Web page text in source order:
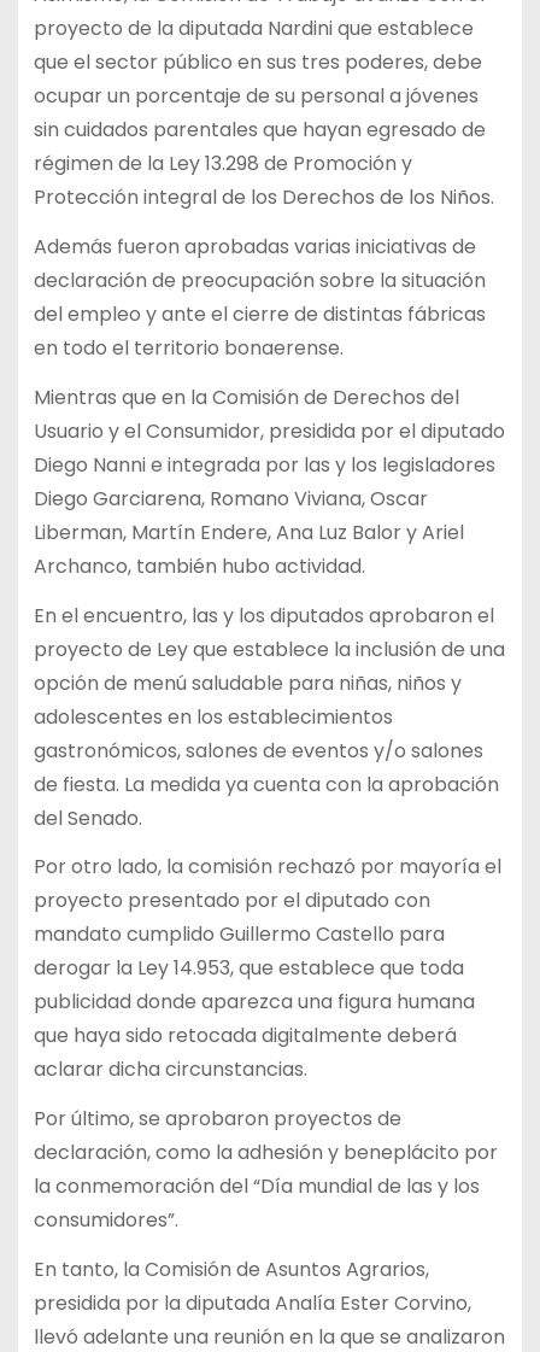
proyecto de la diputada Nardini que establece
que el sector público en sus tres poderes, debe
ocupar un porcentaje de su personal a jóvenes
sin cuidados parentales que hayan egresado de
régimen de la Ley 13.298 de Promoción y
Protección integral de los Derechos de los Niños.
Además fueron aprobadas varias iniciativas de
declaración de preocupación sobre la situación
del empleo y ante el cierre de distintas fábricas
en todo el territorio bonaerense.
Mientras que en la Comisión de Derechos del
Usuario y el Consumidor, presidida por el diputado
Diego Nanni e integrada por las y los legisladores
Diego Garciarena, Romano Viviana, Oscar
Liberman, Martín Endere, Ana Luz Balor y Ariel
Archanco, también hubo actividad.
En el encuentro, las y los diputados aprobaron el
proyecto de Ley que establece la inclusión de una
opción de menú saludable para niñas, niños y
adolescentes en los establecimientos
gastronómicos, salones de eventos y/o salones
de fiesta. La medida ya cuenta con la aprobación
del Senado.
Por otro lado, la comisión rechazó por mayoría el
proyecto presentado por el diputado con
mandato cumplido Guillermo Castello para
derogar la Ley 14.953, que establece que toda
publicidad donde aparezca una figura humana
que haya sido retocada digitalmente deberá
aclarar dicha circunstancias.
Por último, se aprobaron proyectos de
declaración, como la adhesión y beneplácito por
la conmemoración del “Día mundial de las y los
consumidores”.
En tanto, la Comisión de Asuntos Agrarios,
presidida por la diputada Analía Ester Corvino,
llevó adelante una reunión en la que se analizaron